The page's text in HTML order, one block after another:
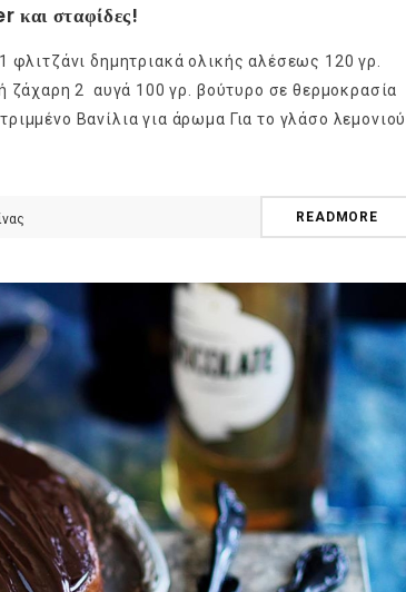
σταφίδες!
δημητριακά ολικής αλέσεως 120 γρ.
ζάχαρη 2 αυγά 100 γρ. βούτυρο σε θερμοκρασία
Βανίλια για άρωμα Για το γλάσο
READMORE